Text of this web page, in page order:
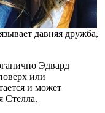
давняя дружба,
Эдвард
или
и может
Стелла.